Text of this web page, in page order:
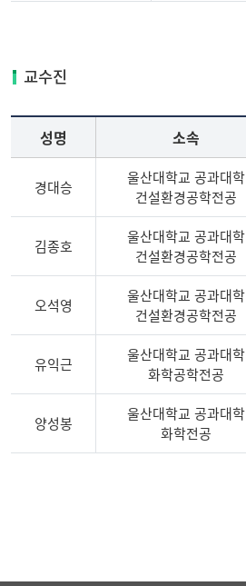
학점교수진
성명 소속
경대승
울산대학교 공과대학
건설환경공학전공
김종호
울산대학교 공과대학
건설환경공학전공
오석영
울산대학교 공과대학
건설환경공학전공
유익근
울산대학교 공과대학
화학공학전공
양성봉
울산대학교 공과대학
화학전공